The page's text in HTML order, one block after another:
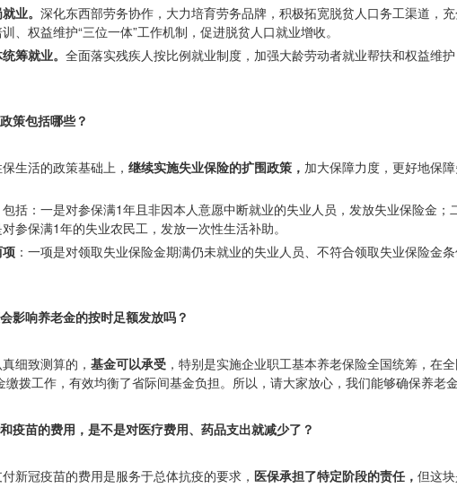
业。 深化东西部劳务协作，大力培育劳务品牌，积极拓宽脱贫人口务工渠道，
、权益维护“三位一体”工作机制，促进脱贫人口就业增收。
筹就业。 全面落实残疾人按比例就业制度，加强大龄劳动者就业帮扶和权益维
策包括哪些？
生活的政策基础上， 继续实施失业保险的扩围政策 ， 加大保障力度，更好地保
包括： 一是对参保满1年且非因本人意愿中断就业的失业人员，发放失业保险金；
对参保满1年的失业农民工，发放一次性生活补助。
： 一项是对领取失业保险金期满仍未就业的失业人员、不符合领取失业保险金
影响养老金的按时足额发放吗？
细致测算的， 基金可以承受 ，特别是实施企业职工基本养老保险全国统筹，在
拨工作，有效均衡了省际间基金负担。所以，请大家放心，我们能够确保养老金
疫苗的费用，是不是对医疗费用、药品支出就减少了？
新冠疫苗的费用是服务于总体抗疫的要求， 医保承担了特定阶段的责任 ， 但这